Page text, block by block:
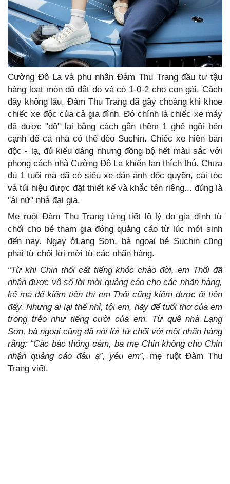
Cường Đô La và phu nhân Đàm Thu Trang đầu tư tậu
hàng loạt món đồ đắt đỏ và có 1-0-2 cho con gái. Cách
đây không lâu, Đàm Thu Trang đã gây choáng khi khoe
chiếc xe độc của cả gia đình. Đó chính là chiếc xe máy
đã được "độ" lại bằng cách gắn thêm 1 ghế ngồi bên
cạnh để cả nhà có thể đèo Suchin. Chiếc xe hiên bản
độc - lạ, đủ kiểu dáng nhưng đồng bộ hết màu sắc với
phong cách nhà Cường Đô La khiến fan thích thú. Chưa
đủ 1 tuối mà đã có siêu xe dán ảnh độc quyền, cài tóc
và túi hiệu được đặt thiết kế và khắc tên riêng... đúng là
"ái nữ" nhà đại gia.
Mẹ ruột Đàm Thu Trang từng tiết lộ lý do gia đình từ
chối cho bé tham gia đóng quảng cáo từ lúc mới sinh
đến nay. Ngay ởLạng Sơn, bà ngoại bé Suchin cũng
phải từ chối lời mời từ các nhãn hàng.
“Từ khi Chin thối cất tiếng khóc chào đời, em Thối đã
nhận được vô số lời mời quảng cáo cho các nhãn hàng,
kể mà để kiếm tiền thì em Thối cũng kiếm được ối tiền
đấy. Nhưng ai lại thế nhỉ, tội em, hãy để tuổi thơ của em
trong trẻo như tiếng cười của em. Từ quê nhà Lạng
Sơn, bà ngoại cũng đã nói lời từ chối với một nhãn hàng
rằng: “Các bác thông cảm, ba mẹ Chin không cho Chin
nhận quảng cáo đâu ạ”, yêu em”,
mẹ ruột Đàm Thu
Trang viết.